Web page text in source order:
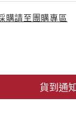
購請至團購專區
貨到通